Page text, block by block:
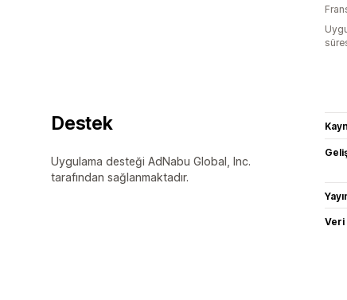
Destek
Uygulama desteği AdNabu Global, Inc.
tarafından sağlanmaktadır.
Veri